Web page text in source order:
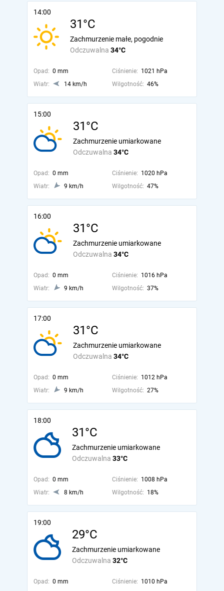
14:00
31°C
Odczuwalna 34°C
Zachmurzenie małe, pogodnie
Opad: 0 mm Ciśnienie: 1021 hPa
Wiatr:
14 km/h Wilgotność: 46%
15:00
31°C
Odczuwalna 34°C
Zachmurzenie umiarkowane
Opad: 0 mm Ciśnienie: 1020 hPa
Wiatr:
9 km/h Wilgotność: 47%
16:00
31°C
Odczuwalna 34°C
Zachmurzenie umiarkowane
Opad: 0 mm Ciśnienie: 1016 hPa
Wiatr:
9 km/h Wilgotność: 37%
17:00
31°C
Odczuwalna 34°C
Zachmurzenie umiarkowane
Opad: 0 mm Ciśnienie: 1012 hPa
Wiatr:
9 km/h Wilgotność: 27%
18:00
31°C
Odczuwalna 33°C
Zachmurzenie umiarkowane
Opad: 0 mm Ciśnienie: 1008 hPa
Wiatr:
8 km/h Wilgotność: 18%
19:00
29°C
Odczuwalna 32°C
Zachmurzenie umiarkowane
Opad: 0 mm Ciśnienie: 1010 hPa